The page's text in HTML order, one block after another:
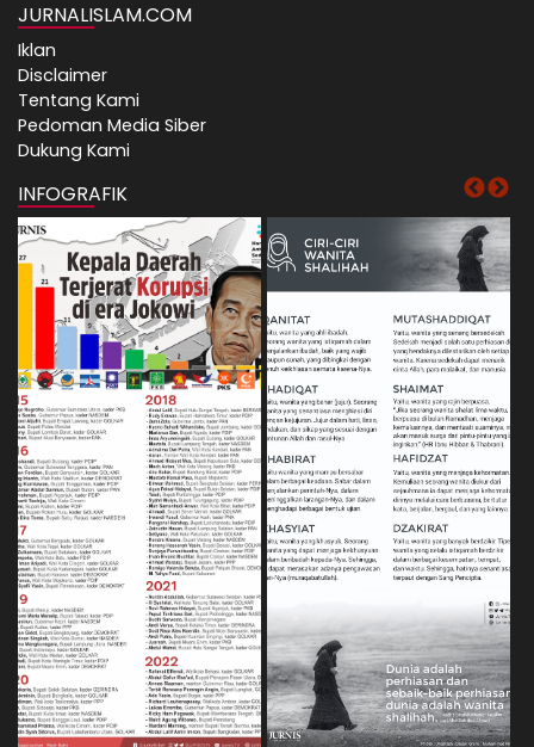
JURNALISLAM.COM
Iklan
Disclaimer
Tentang Kami
Pedoman Media Siber
Dukung Kami
INFOGRAFIK